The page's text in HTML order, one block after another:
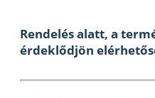
Rendelés alatt, a
érdeklődjön